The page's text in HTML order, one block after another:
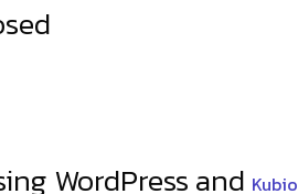
WordPress and Kubio